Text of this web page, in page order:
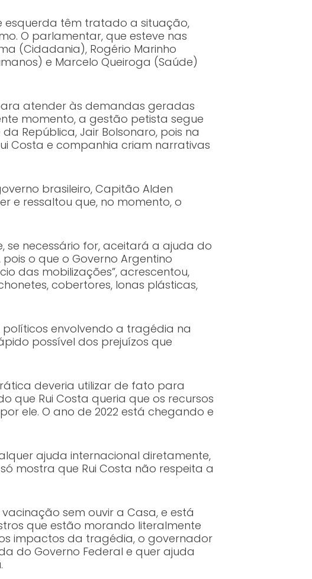
esquerda têm tratado a situação,
O parlamentar, que esteve nas
(Cidadania), Rogério Marinho
e Marcelo Queiroga (Saúde)
atender às demandas geradas
momento, a gestão petista segue
República, Jair Bolsonaro, pois na
Costa e companhia criam narrativas
brasileiro, Capitão Alden
e ressaltou que, no momento, o
se necessário for, aceitará a ajuda do
o que o Governo Argentino
das mobilizações”, acrescentou,
cobertores, lonas plásticas,
envolvendo a tragédia na
possível dos prejuízos que
deveria utilizar de fato para
que Rui Costa queria que os recursos
ele. O ano de 2022 está chegando e
ajuda internacional diretamente,
mostra que Rui Costa não respeita a
sem ouvir a Casa, e está
que estão morando literalmente
impactos da tragédia, o governador
do Governo Federal e quer ajuda